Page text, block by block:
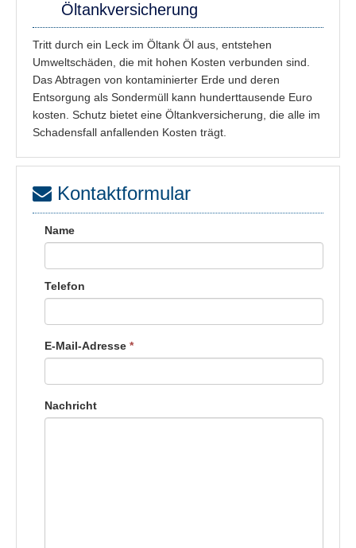
Öltankversicherung
Tritt durch ein Leck im Öltank Öl aus, entstehen
Umweltschäden, die mit hohen Kosten verbunden sind.
Das Abtragen von kontaminierter Erde und deren
Entsorgung als Sondermüll kann hunderttausende Euro
kosten. Schutz bietet eine Öltankversicherung, die alle im
Schadensfall anfallenden Kosten trägt.
Kontaktformular
Name
Telefon
E-Mail-Adresse *
Nachricht